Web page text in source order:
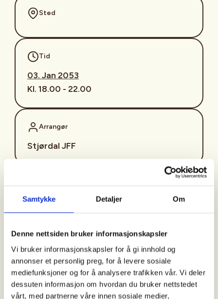
Samtykke Detaljer Om
Denne nettsiden bruker informasjonskapsler
Vi bruker informasjonskapsler for å gi innhold og
annonser et personlig preg, for å levere sosiale
mediefunksjoner og for å analysere trafikken vår. Vi deler
dessuten informasjon om hvordan du bruker nettstedet
vårt, med partnerne våre innen sosiale medier,
Sted
Tid
03. Jan 2053
Kl. 18.00 - 22.00
Arrangør
Stjørdal JFF
sjffung@outlook.com
Fast fredagsmøte i
Ungdomsutvalget SJFF
(SJFFU)